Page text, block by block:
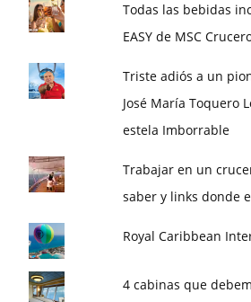
Todas las bebidas
EASY de MSC
Triste adiós a un
José María Toquero
estela Imborrable
Trabajar en un
saber y links donde
Royal Caribbean
4 cabinas que